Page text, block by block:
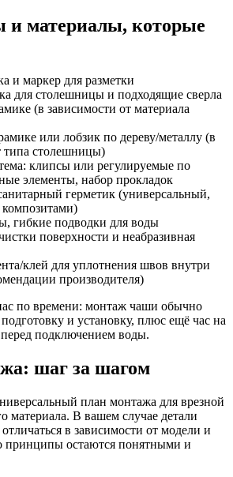
и материалы, которые
и маркер для разметки
для столешницы и подходящие сверла
(в зависимости от материала
или лобзик по дереву/металлу (в
типа столешницы)
клипсы или регулируемые по
элементы, набор прокладок
герметик (универсальный,
гибкие подводки для воды
поверхности и неабразивная
клей для уплотнения швов внутри
производителя)
по времени: монтаж чаши обычно
и установку, плюс ещё час на
подключением воды.
шаг за шагом
план монтажа для врезной
материала. В вашем случае детали
в зависимости от модели и
принципы остаются понятными и